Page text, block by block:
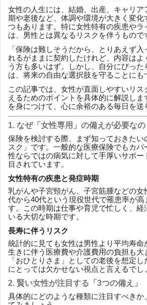
女性の人生には、結婚、出産、キャリア
期や老後など、体調や環境が大きく変化
つもあります。特に女性特有の疾患やラ
は、男性とは異なるリスクを伴うもので
「保険は難しそうだから、とりあえず
れるがままに契約したけれど、内容はよ
う方も多いはず。しかし、自分にぴった
は、将来の自由な選択肢を守ることにも
この記事では、女性が直面しやすいリ
えるためのポイントを具体的に解説し
を身につけて、心に余裕のある毎日を送
1. なぜ「女性専用」の備えが必要なの
保険を検討する際、まず知っておきたい
スク」です。一般的な医療保険でもカ
性ならではの病気に対して手厚いサポー
目されています。
女性特有の疾患と発症時期
乳がんや子宮頸がん、子宮筋腫などの女
代から40代という現役世代で罹患率が高
す。この時期は仕事や育児で忙しく、経
いる大切な時期です。
長寿に伴うリスク
統計的に見ても女性は男性より平均寿命
生きに伴う医療費や介護費用の負担も大
「おひとりさま」としての老後を想定
にとっては欠かせない視点と言えるでし
2. 賢い女性が注目する「3つの備え」
具体的にどのような種類に注目すべきか